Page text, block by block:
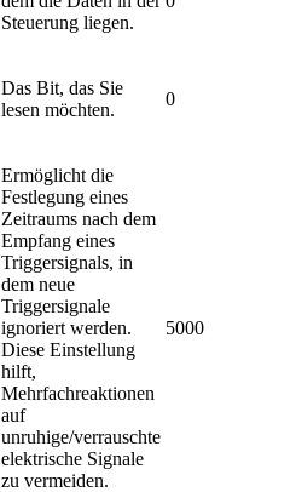
Steuerung liegen.
Das Bit, das Sie
lesen möchten.
0
Ermöglicht die
Festlegung eines
Zeitraums nach dem
Empfang eines
Triggersignals, in
dem neue
Triggersignale
ignoriert werden.
Diese Einstellung
hilft,
Mehrfachreaktionen
auf
unruhige/verrauschte
elektrische Signale
zu vermeiden.
5000